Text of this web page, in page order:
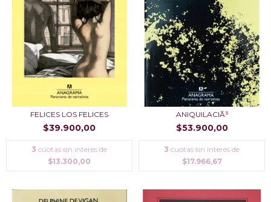
FELICES LOS FELICES
$39.900,00
3 cuotas sin interés de
$13.300,00
ANIQUILACIÃ³
$53.900,00
3 cuotas sin interés de
$17.966,67